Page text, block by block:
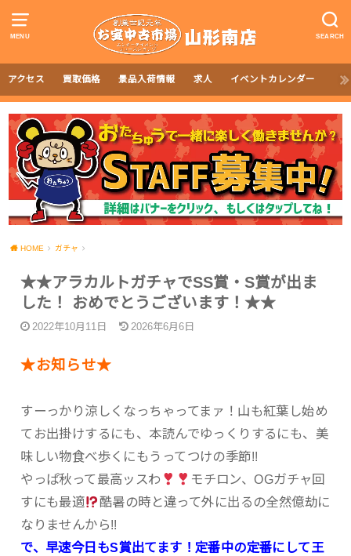
MENU SEARCH
アクセス 買取価格 景品入荷情報 求人 イベントカレンダー
HOME ガチャ
★★アラカルトガチャでSS賞・S賞が出ま
した！ おめでとうございます！★★
2022年10月11日 2026年6月6日
★お知らせ★
すーっかり涼しくなっちゃってまァ！山も紅葉し始め
てお出掛けするにも、本読んでゆっくりするにも、美
味しい物食べ歩くにもうってつけの季節!!
やっぱ秋って最高ッスわ
モチロン、OGガチャ回
すにも最適
酷暑の時と違って外に出るの全然億劫に
なりませんから!!
で、早速今日もS賞出てます！定番中の定番にして王